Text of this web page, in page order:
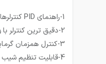
1-راهنمای PID کنترلرهای سری TK
2-دقیق ترین کنترلر با ورودی سیگنال ولتاژی ، جریانی ، PT100 و انواع مدل های ترموکوپل
3-کنترل همزمان گرمایش و سرمایش
4-قابلیت تنظیم شیب یا Ramp